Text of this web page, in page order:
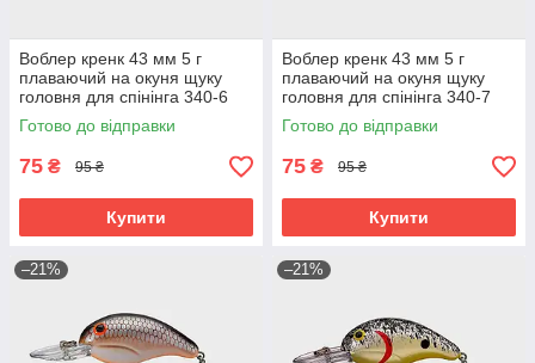
Воблер кренк 43 мм 5 г
плаваючий на окуня щуку
головня для спінінга 340-6
Готово до відправки
75 ₴ 95 ₴
Купити
Воблер кренк 43 мм 5 г
плаваючий на окуня щуку
головня для спінінга 340-7
Готово до відправки
75 ₴ 95 ₴
Купити
–21% –21%